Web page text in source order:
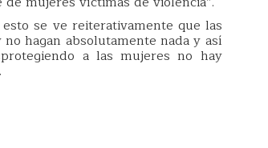
se ve reiterativamente que las
hagan absolutamente nada y así
a las mujeres no hay